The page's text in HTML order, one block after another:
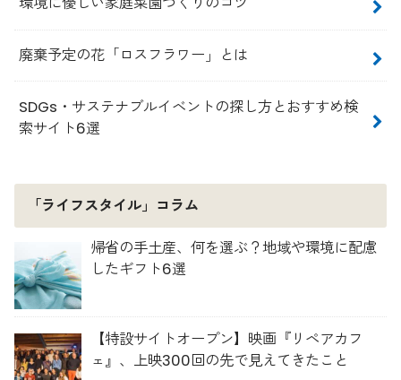
廃棄予定の花「ロスフラワー」とは
SDGs・サステナブルイベントの探し方とおすすめ検
索サイト6選
「ライフスタイル」コラム
帰省の手土産、何を選ぶ？地域や環境に配慮
したギフト6選
【特設サイトオープン】映画『リペアカフ
ェ』、上映300回の先で見えてきたこと